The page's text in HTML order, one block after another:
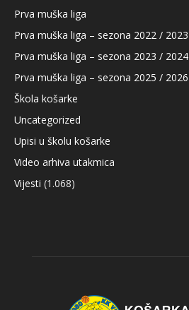
Prva muška liga
Prva muška liga – sezona 2022 / 2023
Prva muška liga – sezona 2023 / 2024
Prva muška liga – sezona 2025 / 2026
Škola košarke
Uncategorized
Upisi u školu košarke
Video arhiva utakmica
Vijesti (1.068)